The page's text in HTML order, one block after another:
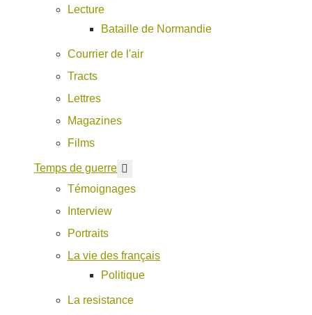
Lecture
Bataille de Normandie
Courrier de l'air
Tracts
Lettres
Magazines
Films
Temps de guerre
Témoignages
Interview
Portraits
La vie des français
Politique
La resistance